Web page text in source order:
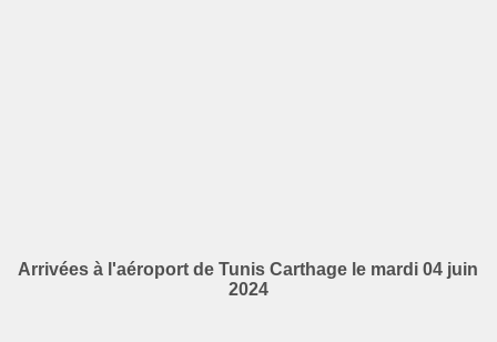
Arrivées à l'aéroport de Tunis Carthage le mardi 04 juin
2024